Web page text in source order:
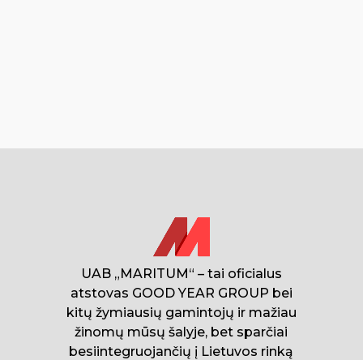
UAB „MARITUM“ – tai oficialus
atstovas GOOD YEAR GROUP bei
kitų žymiausių gamintojų ir mažiau
žinomų mūsų šalyje, bet sparčiai
besiintegruojančių į Lietuvos rinką